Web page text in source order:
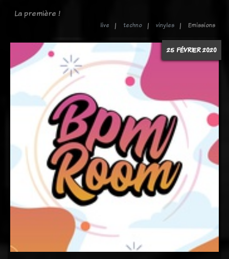
La première !
live techno vinyles Emissions
25 FÉVRIER 2020